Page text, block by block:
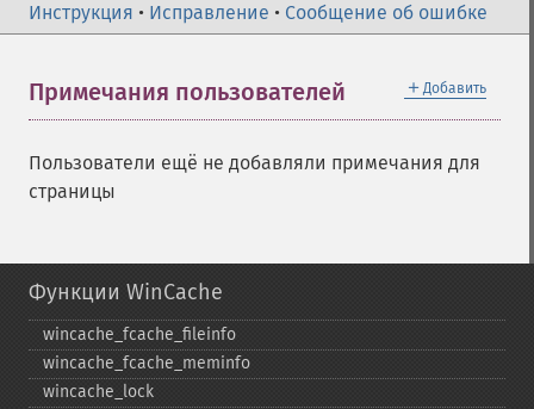
Инструкция • Исправление • Сообщение об ошибке
＋ Добавить
Примечания пользователей
Пользователи ещё не добавляли примечания для
страницы
Функции WinCache
wincache_​fcache_​fileinfo
wincache_​fcache_​meminfo
wincache_​lock